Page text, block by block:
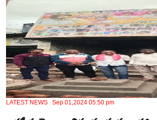
LATEST NEWS Sep 01,2024 05:50 pm